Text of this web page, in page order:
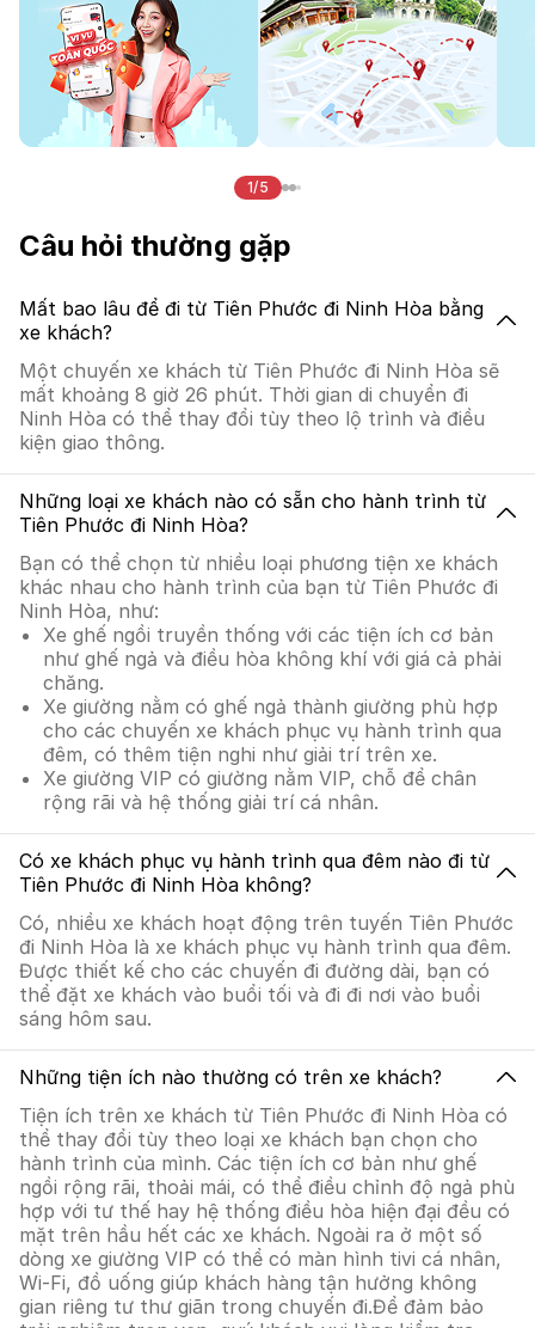
1/5
Câu hỏi thường gặp
Mất bao lâu để đi từ Tiên Phước đi Ninh Hòa bằng
xe khách?
Một chuyến xe khách từ Tiên Phước đi Ninh Hòa sẽ
mất khoảng 8 giờ 26 phút. Thời gian di chuyển đi
Ninh Hòa có thể thay đổi tùy theo lộ trình và điều
kiện giao thông.
Những loại xe khách nào có sẵn cho hành trình từ
Tiên Phước đi Ninh Hòa?
Bạn có thể chọn từ nhiều loại phương tiện xe khách
khác nhau cho hành trình của bạn từ Tiên Phước đi
Ninh Hòa, như:
Xe ghế ngồi truyền thống với các tiện ích cơ bản
như ghế ngả và điều hòa không khí với giá cả phải
chăng.
Xe giường nằm có ghế ngả thành giường phù hợp
cho các chuyến xe khách phục vụ hành trình qua
đêm, có thêm tiện nghi như giải trí trên xe.
Xe giường VIP có giường nằm VIP, chỗ để chân
rộng rãi và hệ thống giải trí cá nhân.
Có xe khách phục vụ hành trình qua đêm nào đi từ
Tiên Phước đi Ninh Hòa không?
Có, nhiều xe khách hoạt động trên tuyến Tiên Phước
đi Ninh Hòa là xe khách phục vụ hành trình qua đêm.
Được thiết kế cho các chuyến đi đường dài, bạn có
thể đặt xe khách vào buổi tối và đi đi nơi vào buổi
sáng hôm sau.
Những tiện ích nào thường có trên xe khách?
Tiện ích trên xe khách từ Tiên Phước đi Ninh Hòa có
thể thay đổi tùy theo loại xe khách bạn chọn cho
hành trình của mình. Các tiện ích cơ bản như ghế
ngồi rộng rãi, thoải mái, có thể điều chỉnh độ ngả phù
hợp với tư thế hay hệ thống điều hòa hiện đại đều có
mặt trên hầu hết các xe khách. Ngoài ra ở một số
dòng xe giường VIP có thể có màn hình tivi cá nhân,
Wi-Fi, đồ uống giúp khách hàng tận hưởng không
gian riêng tư thư giãn trong chuyến đi.Để đảm bảo